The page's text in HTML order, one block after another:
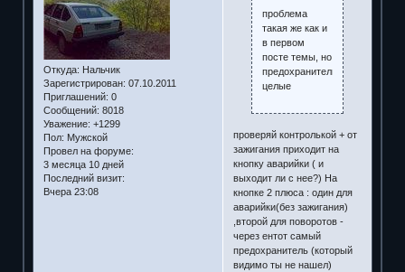
Откуда: Нальчик
Зарегистрирован: 07.10.2011
Приглашений: 0
Сообщений: 8018
Уважение: +1299
Пол: Мужской
Провел на форуме:
3 месяца 10 дней
Последний визит:
Вчера 23:08
проблема
такая же как и
в первом
посте темы, но
предохранители
целые
проверяй контролькой + от
зажигания приходит на
кнопку аварийки ( и
выходит ли с нее?) На
кнопке 2 плюса : один для
аварийки(без зажигания)
,второй для поворотов -
через ентот самый
предохранитель (который
видимо ты не нашел)